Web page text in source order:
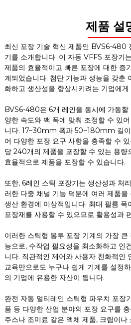
제품 설
최신 포장 기술 혁신 제품인 BVS6-480
기를 소개합니다. 이 자동 VFFS 포장기
제품의 효율적이고 빠른 포장에 대한 증
계되었습니다. 첨단 기능과 성능을 갖춘
화하고 생산성을 향상시키려는 기업에
BVS6-480은 6개 레인을 동시에 가동할
양한 속도와 백 폭에 맞춰 조정할 수 있
니다. 17~30mm 폭과 50~180mm 길이
어 다양한 포장 요구 사항을 충족할 수
당 240개의 제품을 포장할 수 있는 용량
효율적으로 제품을 포장할 수 있습니다.
또한, 6레인 스틱 포장기는 생산성과 처
러한 다중 채널 기능 덕분에 여러 제품
생산 환경에 이상적입니다. 최대 필름
포장재를 사용할 수 있으므로 활용성과
이러한 스틱형 봉투 포장 기계의 가장
능으로, 수작업 필요성을 최소화하고 인
니다. 직관적인 제어와 사용자 친화적인
교육만으로도 누구나 쉽게 기계를 설정
의 기업에 유용한 자산이 됩니다.
완전 자동 멀티레인 스틱형 파우치 포장
품 등 다양한 산업 분야의 포장 요구를
주스나 조미료 같은 액체 제품, 크림이